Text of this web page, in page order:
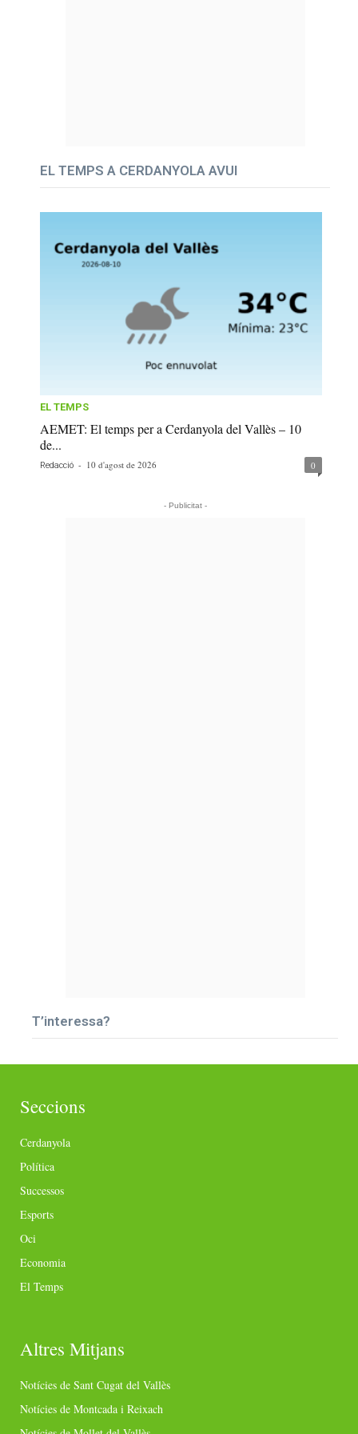
EL TEMPS A CERDANYOLA AVUI
EL TEMPS
AEMET: El temps per a Cerdanyola del Vallès – 10
de...
Redacció - 10 d'agost de 2026 0
- Publicitat -
T’interessa?
Seccions
Cerdanyola
Política
Successos
Esports
Oci
Economia
El Temps
Altres Mitjans
Notícies de Sant Cugat del Vallès
Notícies de Montcada i Reixach